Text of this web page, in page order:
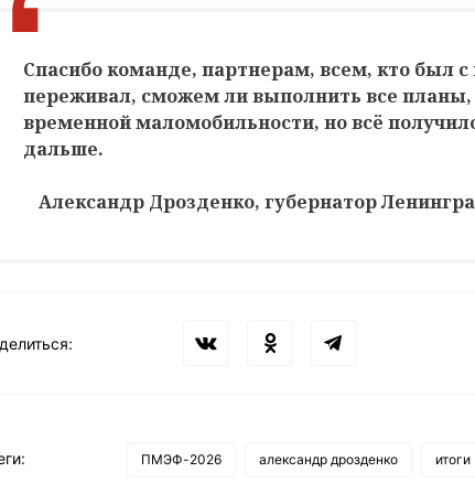
Спасибо команде, партнерам, всем, кто был
переживал, сможем ли выполнить все планы,
временной маломобильности, но всё
дальше.
Александр Дрозденко, губернатор
ПМЭФ-2026 александр дрозденко итоги